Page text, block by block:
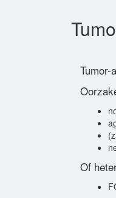
Of